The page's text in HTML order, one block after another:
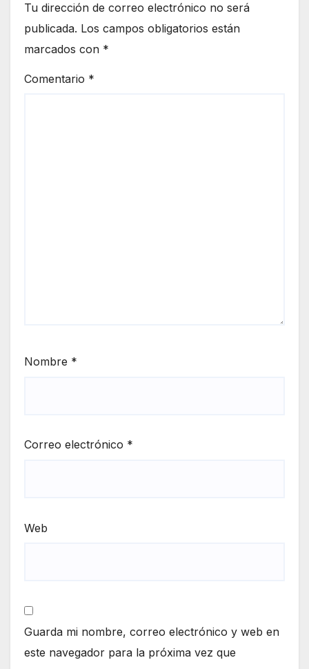
Tu dirección de correo electrónico no será
publicada. Los campos obligatorios están
marcados con *
Comentario *
Nombre *
Correo electrónico *
Web
Guarda mi nombre, correo electrónico y web en
este navegador para la próxima vez que